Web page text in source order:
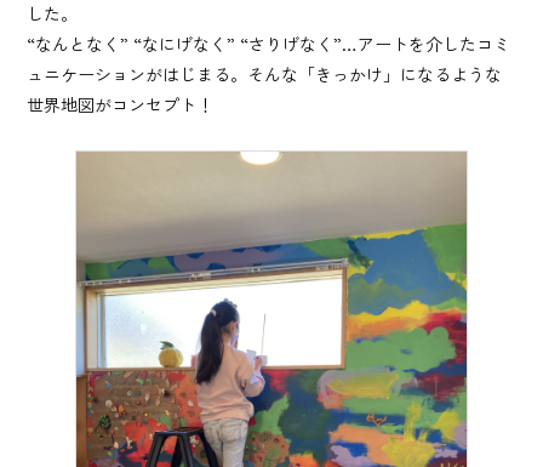
した。
“なんとなく” “なにげなく” “さりげなく”…アートを介したコミ
ュニケーションがはじまる。そんな「きっかけ」になるような
世界地図がコンセプト！